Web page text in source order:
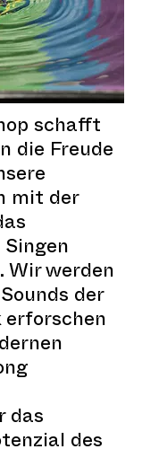
schafft
die Freude
mit der
Wir werden
der
erforschen
das
des